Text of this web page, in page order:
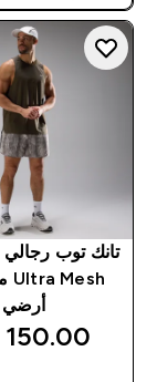
أرضي
150.00 AED‎